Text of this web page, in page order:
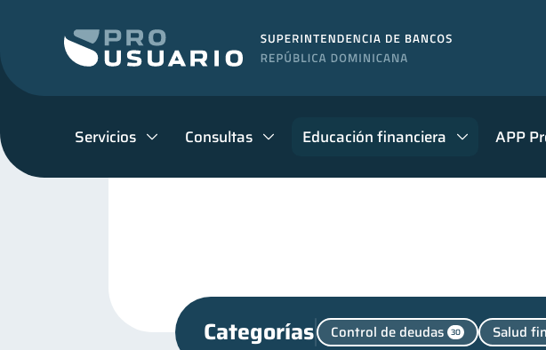
Servicios Consultas Educación financiera APP
Categorías Control de deudas 30 Salud